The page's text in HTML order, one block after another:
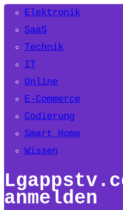
Elektronik
SaaS
Technik
IT
Online
E-Commerce
Codierung
Smart Home
Wissen
anmelden